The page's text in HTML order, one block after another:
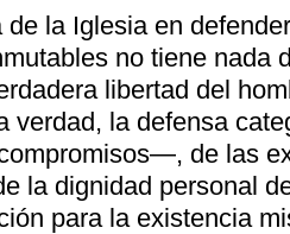
de la Iglesia en
no tiene nada
libertad del
verdad, la defensa
de las
la dignidad personal
para la existencia